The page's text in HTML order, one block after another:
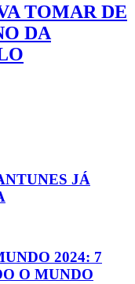
TOMAR DE
DA
JÁ
2024: 7
O MUNDO